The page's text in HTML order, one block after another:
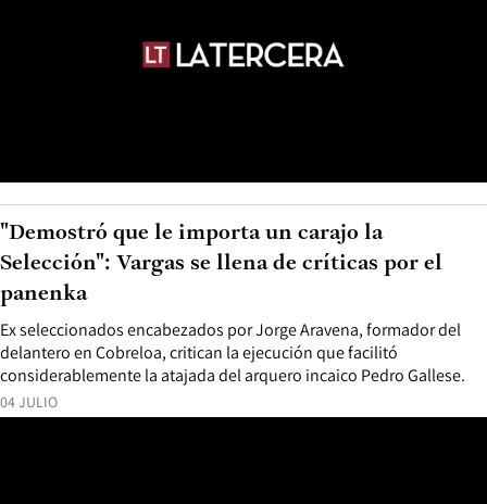
04 JULIO
Ex seleccionados encabezados por Jorge Aravena, formador del
delantero en Cobreloa, critican la ejecución que facilitó
considerablemente la atajada del arquero incaico Pedro Gallese.
"Demostró que le importa un carajo la
Selección": Vargas se llena de críticas por el
panenka